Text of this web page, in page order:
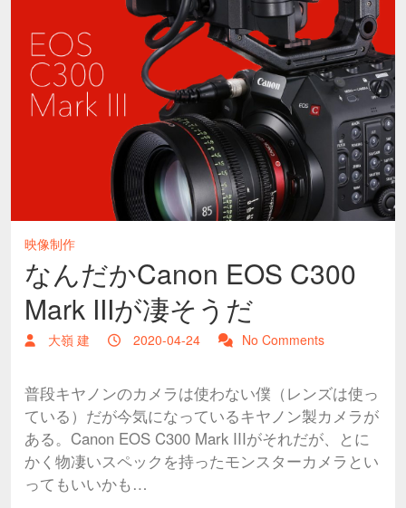
映像制作
なんだかCanon EOS C300
Mark IIIが凄そうだ
大嶺 建 2020-04-24 No Comments
普段キヤノンのカメラは使わない僕（レンズは使っ
ている）だが今気になっているキヤノン製カメラが
ある。Canon EOS C300 Mark IIIがそれだが、とに
かく物凄いスペックを持ったモンスターカメラとい
ってもいいかも…